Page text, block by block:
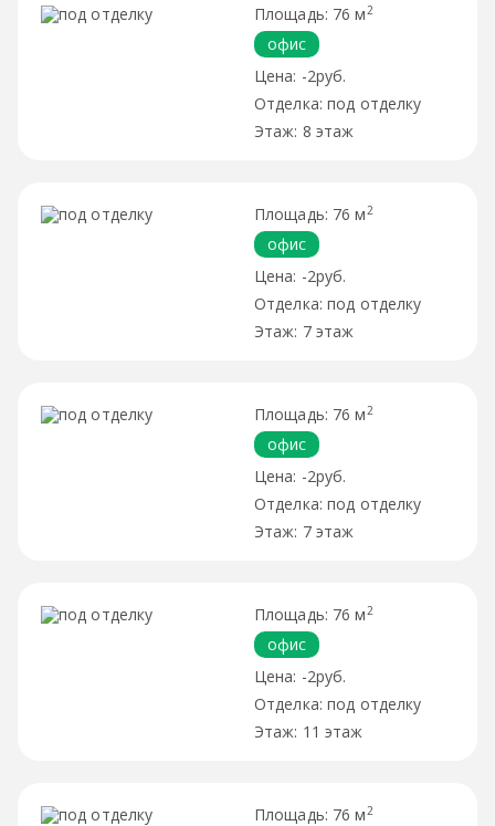
76 м 2
офис
-2руб.
под отделку
8 этаж
76 м 2
офис
-2руб.
под отделку
7 этаж
76 м 2
офис
-2руб.
под отделку
7 этаж
76 м 2
офис
-2руб.
под отделку
11 этаж
76 м 2